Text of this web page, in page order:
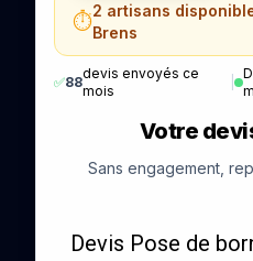
⏱️2 artisans
Brens
✅88
devis envoyés ce
mois
|
Votre
Sans engagement,
Devis Pose de